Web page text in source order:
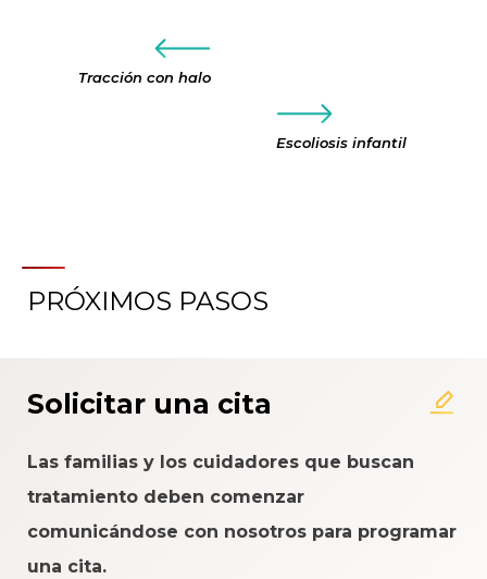
Tracción con halo
Escoliosis infantil
PRÓXIMOS PASOS
Solicitar una cita
Las familias y los cuidadores que buscan
tratamiento deben comenzar
comunicándose con nosotros para programar
una cita.